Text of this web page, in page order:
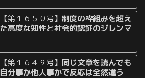
【第１６５０号】制度の枠組みを超え
た高度な知性と社会的認証のジレンマ
【第１６４９号】 同じ文章を読んでも
自分事か他人事かで反応は全然違う